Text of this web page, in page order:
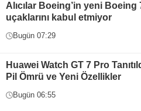
Alıcılar Boeing’in yeni Boeing
uçaklarını kabul etmiyor
Bugün 07:29
Huawei Watch GT 7 Pro
Pil Ömrü ve Yeni Özellikler
Bugün 06:55